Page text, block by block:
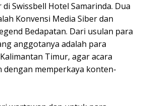
Swissbell Hotel Samarinda. Dua
Konvensi Media Siber dan
Bedapatan. Dari usulan para
anggotanya adalah para
Timur, agar acara
memperkaya konten-